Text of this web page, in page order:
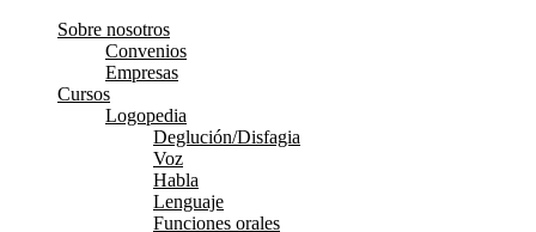
Sobre nosotros
Convenios
Empresas
Cursos
Logopedia
Deglución/Disfagia
Voz
Habla
Lenguaje
Funciones orales